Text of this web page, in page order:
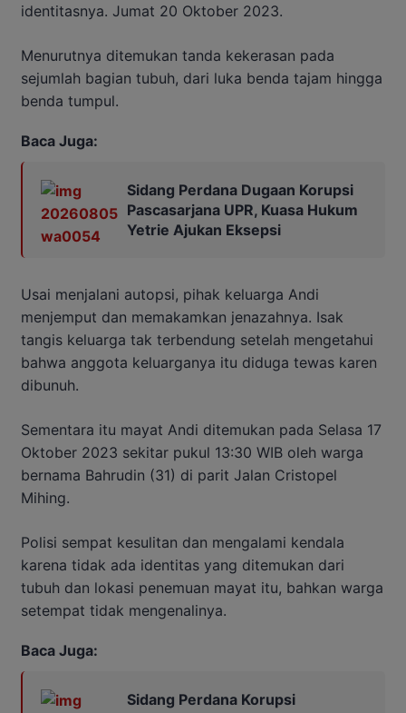
identitasnya. Jumat 20 Oktober 2023.
Menurutnya ditemukan tanda kekerasan pada
sejumlah bagian tubuh, dari luka benda tajam hingga
benda tumpul.
Baca Juga:
Sidang Perdana Dugaan Korupsi
Pascasarjana UPR, Kuasa Hukum
Yetrie Ajukan Eksepsi
Usai menjalani autopsi, pihak keluarga Andi
menjemput dan memakamkan jenazahnya. Isak
tangis keluarga tak terbendung setelah mengetahui
bahwa anggota keluarganya itu diduga tewas karen
dibunuh.
Sementara itu mayat Andi ditemukan pada Selasa 17
Oktober 2023 sekitar pukul 13:30 WIB oleh warga
bernama Bahrudin (31) di parit Jalan Cristopel
Mihing.
Polisi sempat kesulitan dan mengalami kendala
karena tidak ada identitas yang ditemukan dari
tubuh dan lokasi penemuan mayat itu, bahkan warga
setempat tidak mengenalinya.
Baca Juga:
Sidang Perdana Korupsi